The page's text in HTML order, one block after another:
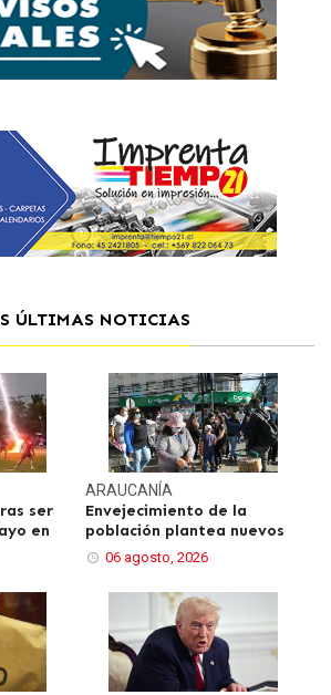
ÚLTIMAS NOTICIAS
ser
en
ARAUCANÍA
Envejecimiento de la
población plantea nuevos
06 agosto, 2026